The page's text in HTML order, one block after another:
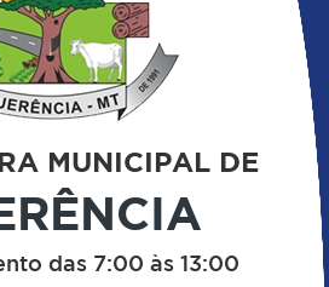
MUNICIPAL DE
das 7:00 às 13:00